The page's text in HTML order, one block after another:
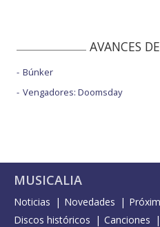
AVANCES
Búnker
Vengadores: Doomsday
MUSICALIA
Noticias Novedades
Discos históricos
Canciones